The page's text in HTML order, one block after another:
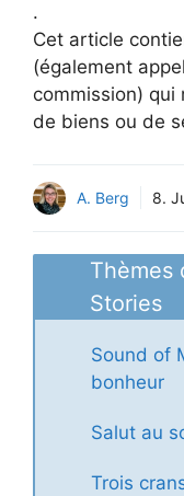
.
Cet article
(également
commission) qui
de biens ou de
A. Berg 8.
Thèmes
Stories
Sound of
bonheur
Salut au
Trois